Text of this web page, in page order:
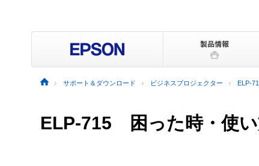
サポート＆ダウンロード ビジネスプロジェクター ELP-
ELP-715 困った時・使